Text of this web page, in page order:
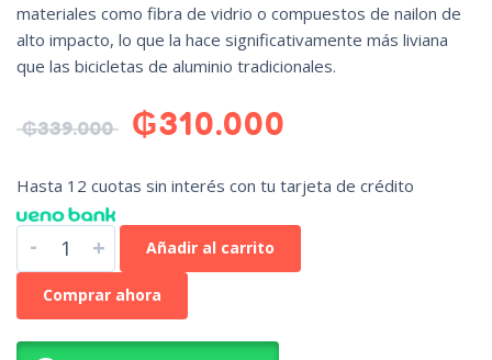
materiales como fibra de vidrio o compuestos de nailon de
alto impacto, lo que la hace significativamente más liviana
que las bicicletas de aluminio tradicionales.
₲339.000 ₲310.000
Hasta 12 cuotas sin interés con tu tarjeta de crédito
- + Añadir al carrito
Comprar ahora